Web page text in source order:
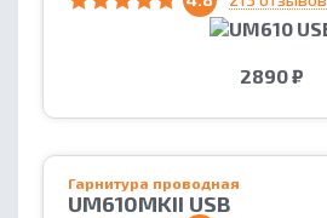
2890 ₽
Гарнитура проводная
UM610MKII USB